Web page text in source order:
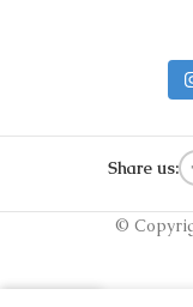
Share us:
©